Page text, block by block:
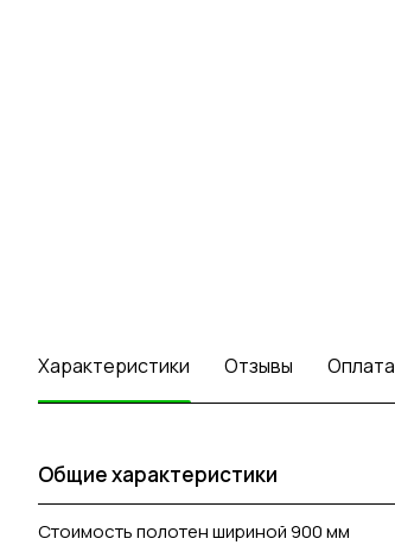
Характеристики Отзывы Оплата
Общие характеристики
Стоимость полотен шириной 900 мм